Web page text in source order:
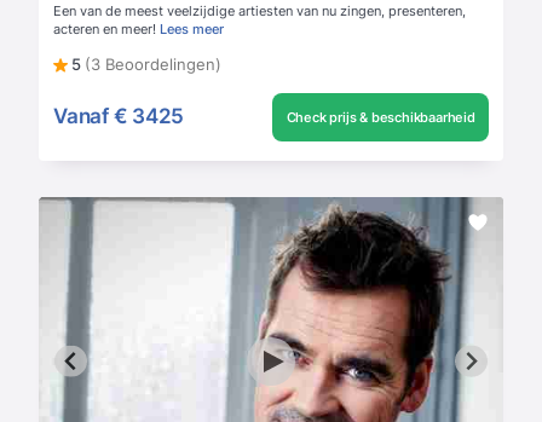
Een van de meest veelzijdige artiesten van nu zingen, presenteren,
acteren en meer! Lees meer
5 (3 Beoordelingen)
Vanaf € 3425 Check prijs & beschikbaarheid